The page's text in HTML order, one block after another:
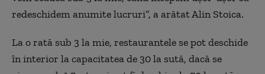
redeschidem anumite lucruri”, a arătat Alin Stoica.
La o rată sub 3 la mie, restaurantele se pot deschide
în interior la capacitatea de 30 la sută, dacă se